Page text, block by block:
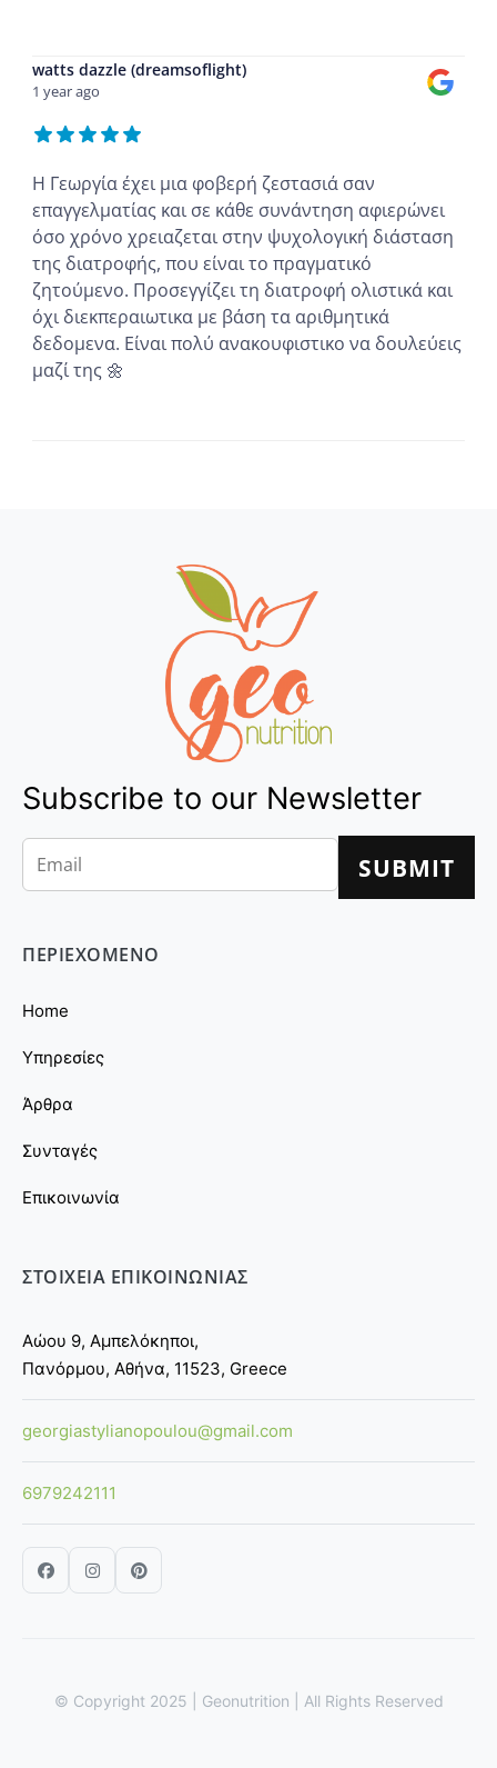
watts dazzle (dreamsoflight)
1 year ago
Η Γεωργία έχει μια φοβερή ζεστασιά σαν
επαγγελματίας και σε κάθε συνάντηση αφιερώνει
όσο χρόνο χρειαζεται στην ψυχολογική διάσταση
της διατροφής, που είναι το πραγματικό
ζητούμενο. Προσεγγίζει τη διατροφή ολιστικά και
όχι διεκπεραιωτικα με βάση τα αριθμητικά
δεδομενα. Είναι πολύ ανακουφιστικο να δουλεύεις
μαζί της 🌼
Subscribe to our Newsletter
ΠΕΡΙΕΧΟΜΕΝΟ
Home
Υπηρεσίες
Άρθρα
Συνταγές
Επικοινωνία
ΣΤΟΙΧΕΙΑ ΕΠΙΚΟΙΝΩΝΙΑΣ
Αώου 9, Αμπελόκηποι,
Πανόρμου, Αθήνα, 11523, Greece
georgiastylianopoulou@gmail.com
6979242111
© Copyright 2025 | Geonutrition | All Rights Reserved